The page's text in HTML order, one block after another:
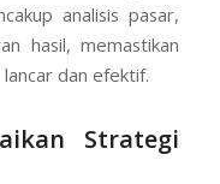
analisis pasar,
hasil, memastikan
dan efektif.
Strategi